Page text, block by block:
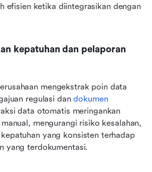
efisien ketika diintegrasikan dengan
kepatuhan dan pelaporan
mengekstrak poin data
regulasi dan dokumen
data otomatis meringankan
mengurangi risiko kesalahan,
yang konsisten terhadap
yang terdokumentasi.